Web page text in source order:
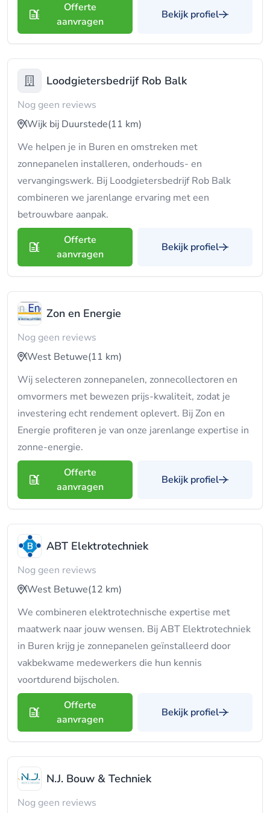
Offerte
aanvragen
Bekijk profiel
Loodgietersbedrijf Rob Balk
Nog geen reviews
Wijk bij Duurstede(11 km)
We helpen je in Buren en omstreken met
zonnepanelen installeren, onderhouds- en
vervangingswerk. Bij Loodgietersbedrijf Rob Balk
combineren we jarenlange ervaring met een
betrouwbare aanpak.
Offerte
aanvragen
Bekijk profiel
Zon en Energie
Nog geen reviews
West Betuwe(11 km)
Wij selecteren zonnepanelen, zonnecollectoren en
omvormers met bewezen prijs-kwaliteit, zodat je
investering echt rendement oplevert. Bij Zon en
Energie profiteren je van onze jarenlange expertise in
zonne-energie.
Offerte
aanvragen
Bekijk profiel
ABT Elektrotechniek
Nog geen reviews
West Betuwe(12 km)
We combineren elektrotechnische expertise met
maatwerk naar jouw wensen. Bij ABT Elektrotechniek
in Buren krijg je zonnepanelen geïnstalleerd door
vakbekwame medewerkers die hun kennis
voortdurend bijscholen.
Offerte
aanvragen
Bekijk profiel
N.J. Bouw & Techniek
Nog geen reviews